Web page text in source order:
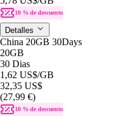
10 % de descuento
Detalles
China 20GB 30Days
20GB
30 Dias
1,62 US$/GB
32,35 US$
(27,99 €)
10 % de descuento